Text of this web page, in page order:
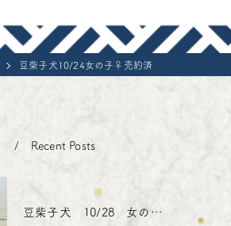
豆柴子犬10/24女の子♀売約済
Recent Posts
豆柴子犬 10/28 女の子♀1 売約済